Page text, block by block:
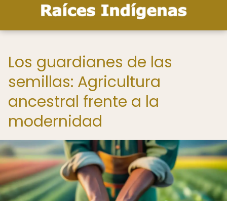
Los guardianes de las
semillas: Agricultura
ancestral frente a la
modernidad